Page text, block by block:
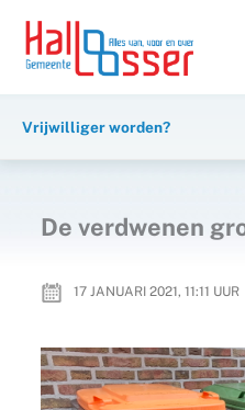
inhoud
naar
Vrijwilliger worden?
De verdwenen
17 JANUARI 2021, 11:11 UUR